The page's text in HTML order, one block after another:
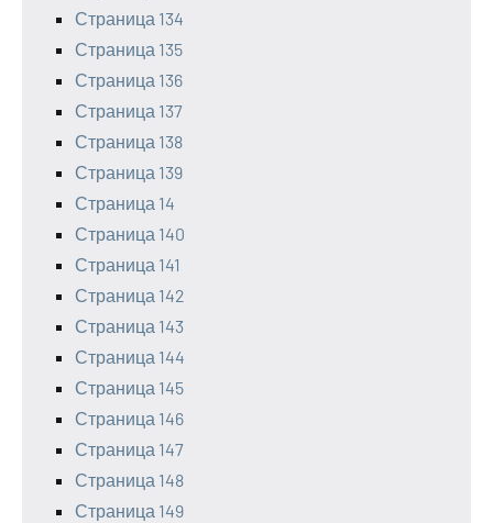
Страница 134
Страница 135
Страница 136
Страница 137
Страница 138
Страница 139
Страница 14
Страница 140
Страница 141
Страница 142
Страница 143
Страница 144
Страница 145
Страница 146
Страница 147
Страница 148
Страница 149